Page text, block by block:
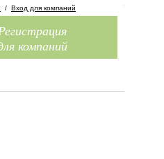
/ Вход для компаний
компаний